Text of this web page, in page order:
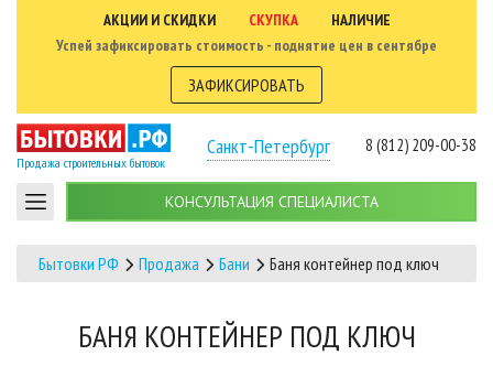
АКЦИИ И СКИДКИ СКУПКА
НАЛИЧИЕ
Успей зафиксировать стоимость - поднятие цен в сентябре
ЗАФИКСИРОВАТЬ
Продажа строительных бытовок
Санкт-Петербург 8 (812) 209-00-38
КОНСУЛЬТАЦИЯ СПЕЦИАЛИСТА
Бытовки РФ Продажа Бани Баня контейнер под ключ
БАНЯ КОНТЕЙНЕР ПОД КЛЮЧ